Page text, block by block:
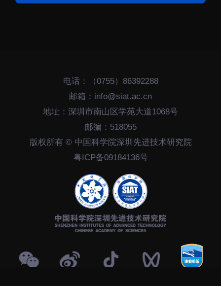
圳先进制造业集群展”，同步打造“成
电话：（0755）86392288
邮箱：info@siat.ac.cn
地址：深圳市南山区学苑大道1068号
邮编：518055
版权所有 © 中国科学院深圳先进技术研究院
粤ICP备09184136号